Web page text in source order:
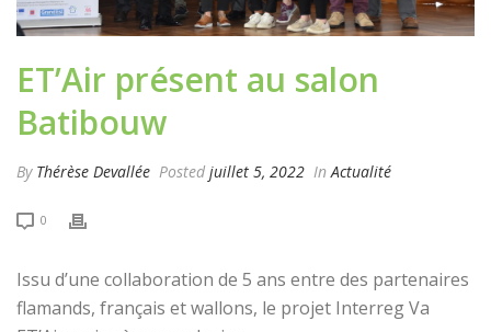
ET’Air présent au salon
Batibouw
By Thérèse Devallée Posted juillet 5, 2022 InActualité
0
Issu d’une collaboration de 5 ans entre des partenaires
flamands, français et wallons, le projet Interreg Va